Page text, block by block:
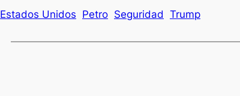
Estados Unidos Petro Seguridad Trump